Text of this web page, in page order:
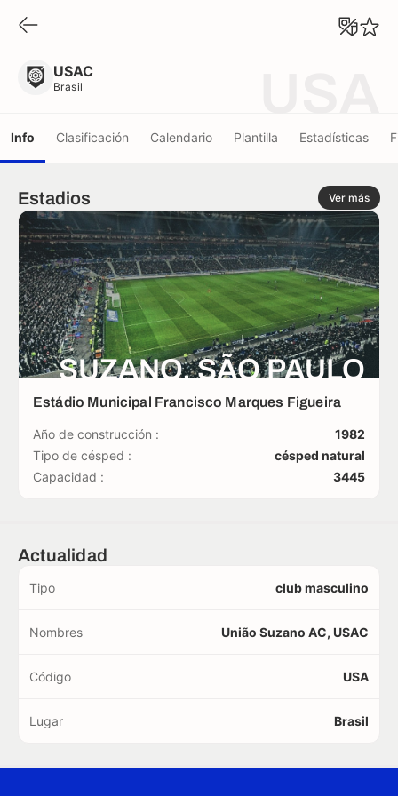
USAC
Brasil
Info Clasificación Calendario Plantilla Estadísticas
Estadios Ver más
SUZANO, SÃO PAULO
Estádio Municipal Francisco Marques Figueira
Año de construcción :
1982
Tipo de césped :
césped natural
Capacidad :
3445
Actualidad
Tipo club masculino
Nombres União Suzano AC, USAC
Código USA
Lugar Brasil